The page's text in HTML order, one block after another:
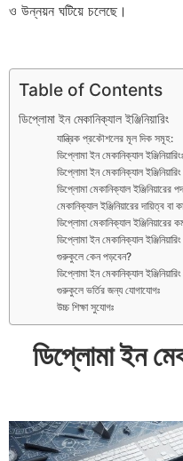
ও উন্নয়ন ঘটিয়ে চলেছে।
Table of Contents
ডিপ্লোমা ইন মেকানিক্যাল ইঞ্জিনিয়ারিং
যান্ত্রিক প্রকৌশলের মূল দিক সমূহ:
ডিপ্লোমা ইন মেকানিক্যাল ইঞ্জিনিয়ারিংঃ
ডিপ্লোমা ইন মেকানিক্যাল
ডিপ্লোমা মেকানিক্যাল ইঞ্জিনিয়ারের
মেকানিক্যাল ইঞ্জিনিয়ারের দায়িত্ব বা
ডিপ্লোমা মেকানিক্যাল ইঞ্জিনিয়ারের
ডিপ্লোমা ইন মেকানিক্যাল
গুরুকুলে কেন পড়বেন?
ডিপ্লোমা ইন মেকানিক্যাল
গুরুকুলে ভর্তির জন্য যোগাযোগঃ
উচ্চ শিক্ষা সুযোগঃ
ডিপ্লোমা ইন